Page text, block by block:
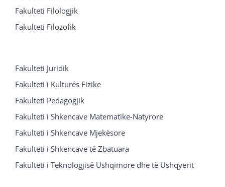
Fakulteti Filologjik
Fakulteti Filozofik
Fakulteti Juridik
Fakulteti i Kulturës Fizike
Fakulteti Pedagogjik
Fakulteti i Shkencave Matematike-Natyrore
Fakulteti i Shkencave Mjekësore
Fakulteti i Shkencave të Zbatuara
Fakulteti i Teknologjisë Ushqimore dhe të Ushqyerit